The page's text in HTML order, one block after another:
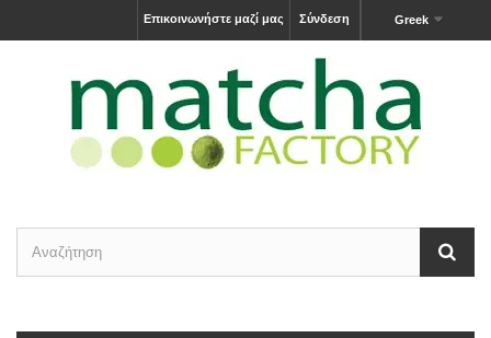
Greek
Σύνδεση
Επικοινωνήστε μαζί μας